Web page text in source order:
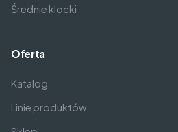
Średnie klocki
Oferta
Katalog
Linie produktów